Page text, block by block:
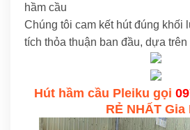
hầm cầu
Chúng tôi cam kết hút đúng khối
tích thỏa thuận ban đầu, dựa
Hút hầm cầu Pleiku gọi
RẺ NHẤT Gia